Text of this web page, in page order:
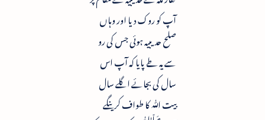
آپ کو روک دیا اور وہاں
صلح حدیبیہ ہوئی جس کی رو
سے یہ طے پایا کہ آپ اس
سال کی بجائے اگلے سال
بیت ﷲ کا طواف کرینگے